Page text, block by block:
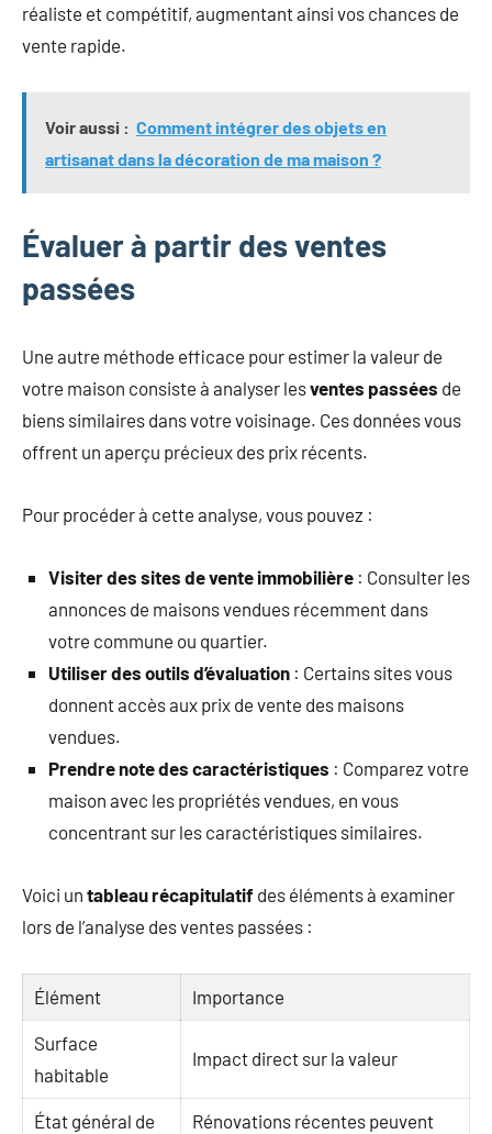
réaliste et compétitif, augmentant ainsi vos chances de
vente rapide.
Voir aussi : Comment intégrer des objets en
artisanat dans la décoration de ma maison ?
Évaluer à partir des ventes
passées
Une autre méthode efficace pour estimer la valeur de
votre maison consiste à analyser lesventes passées de
biens similaires dans votre voisinage. Ces données vous
offrent un aperçu précieux des prix récents.
Pour procéder à cette analyse, vous pouvez :
Visiter des sites de vente immobilière : Consulter les
annonces de maisons vendues récemment dans
votre commune ou quartier.
Utiliser des outils d’évaluation : Certains sites vous
donnent accès aux prix de vente des maisons
vendues.
Prendre note des caractéristiques : Comparez votre
maison avec les propriétés vendues, en vous
concentrant sur les caractéristiques similaires.
Voici un tableau récapitulatif des éléments à examiner
lors de l’analyse des ventes passées :
Élément Importance
Surface
habitable
Impact direct sur la valeur
État général de
Rénovations récentes peuvent